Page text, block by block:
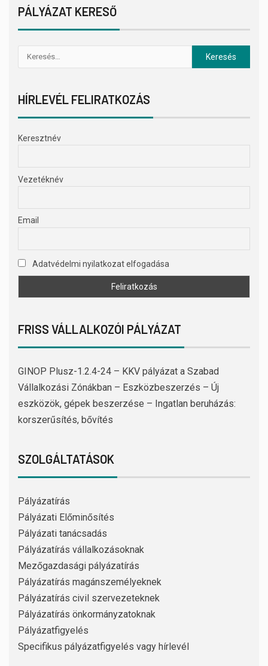
PÁLYÁZAT KERESŐ
HÍRLEVÉL FELIRATKOZÁS
Keresztnév
Vezetéknév
Email
Adatvédelmi nyilatkozat elfogadása
FRISS VÁLLALKOZÓI PÁLYÁZAT
GINOP Plusz-1.2.4-24 – KKV pályázat a Szabad
Vállalkozási Zónákban – Eszközbeszerzés – Új
eszközök, gépek beszerzése – Ingatlan beruházás:
korszerűsítés, bővítés
SZOLGÁLTATÁSOK
Pályázatírás
Pályázati Előminősítés
Pályázati tanácsadás
Pályázatírás vállalkozásoknak
Mezőgazdasági pályázatírás
Pályázatírás magánszemélyeknek
Pályázatírás civil szervezeteknek
Pályázatírás önkormányzatoknak
Pályázatfigyelés
Specifikus pályázatfigyelés vagy hírlevél